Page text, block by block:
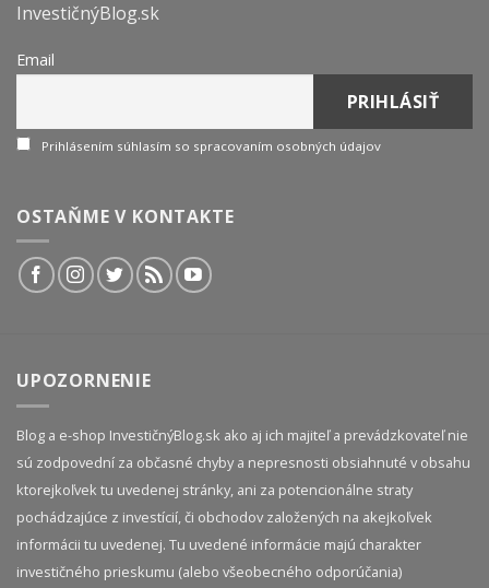
InvestičnýBlog.sk
Email
Prihlásením súhlasím so spracovaním osobných údajov
OSTAŇME V KONTAKTE
UPOZORNENIE
Blog a e-shop InvestičnýBlog.sk ako aj ich majiteľ a prevádzkovateľ nie
sú zodpovední za občasné chyby a nepresnosti obsiahnuté v obsahu
ktorejkoľvek tu uvedenej stránky, ani za potencionálne straty
pochádzajúce z investícií, či obchodov založených na akejkoľvek
informácii tu uvedenej. Tu uvedené informácie majú charakter
investičného prieskumu (alebo všeobecného odporúčania)